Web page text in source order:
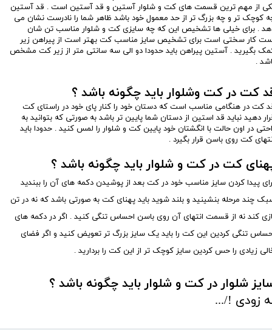
از مهم ترین قسمت های کت و شلوار آستین و قد آستین است . قد آستین
کوچک تر و چه بزرگ تر از حد معمول خود باشد ظاهر شما را نادرست نشان می
. برای خیلی ها تشخیص این که چه سایزی کت و شلوار مناسب تن شان
کار سختی است برای تشخیص سایز مناسب کت بهتر است از پیراهن زیر
بگیرید . آستین پیراهن باید حدودا دو الی سه سانتی متر از زیر کت مشخص
.
کت در کت وشلوار باید چگونه باشد ؟
کت در هنگامی مناسب است که دستان خود را کنار پای خود در راستای کت
دهید نباید قد استین از دستان شما پایین تر باشد به صورتی که بتوانید به
در اون حالت با انگشتان خود پایین کت و شلوار را لمس کنید . حدودا باید
کت روی باسن قرار بگیرد .
کت در کت و شلوار باید چگونه باشد ؟
پیدا کردن سایز مناسب خود در کت بعد از پوشیدن دکمه های آن را ببندید
چند مرحله بنشینید و بلند شوید باید پهنای کت به صورتی باشد که نه در تن
کند نه از قسمت انتهای آن روی باسن احساس تنگی کنید . اگر در دکمه های
تنگی کردین این کت را باید یک سایز بزرگ تر تعویض کنید و اگر فضای
زیادی را حس کردین سایز کوچک تر از این کت را بردارید .
شلوار در کت و شلوار باید چگونه باشد ؟
زودی !/...